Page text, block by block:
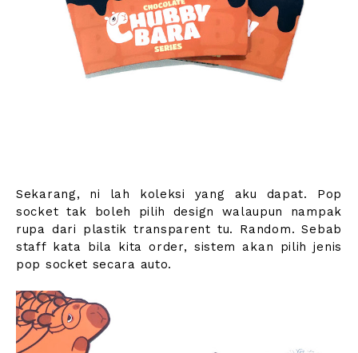
Sekarang, ni lah koleksi yang aku dapat. Pop
socket tak boleh pilih design walaupun nampak
rupa dari plastik transparent tu. Random. Sebab
staff kata bila kita order, sistem akan pilih jenis
pop socket secara auto.